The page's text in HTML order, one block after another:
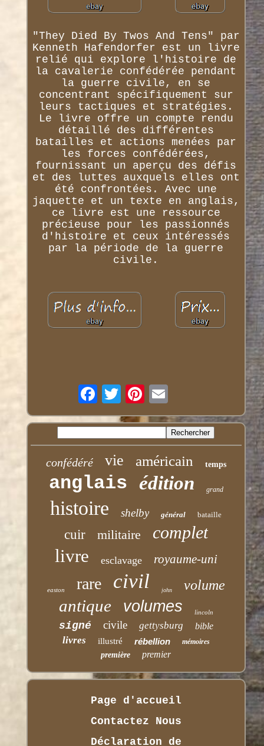
"They Died By Twos And Tens" par
Kenneth Hafendorfer est un livre
relié qui explore l'histoire de
la cavalerie confédérée pendant
la guerre civile, en se
concentrant spécifiquement sur
leurs tactiques et stratégies.
Le livre offre un compte rendu
détaillé des différentes
batailles et actions menées par
les forces confédérées,
fournissant un aperçu des défis
et des luttes auxquels elles ont
été confrontées. Avec une
jaquette et un texte en anglais,
ce livre est une ressource
précieuse pour les passionnés
d'histoire et ceux intéressés
par la période de la guerre
civile.
confédéré vie américain temps
anglais édition grand
histoire shelby général bataille
cuir militaire complet
livre esclavage royaume-uni
easton rare civil john volume
antique volumes lincoln
signé civile gettysburg bible
livres illustré rébellion mémoires
première premier
Page d'accueil
Contactez Nous
Déclaration de